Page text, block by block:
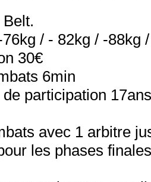
/ - 82kg / -88kg
30€
6min
de participation
avec 1 arbitre
les phases